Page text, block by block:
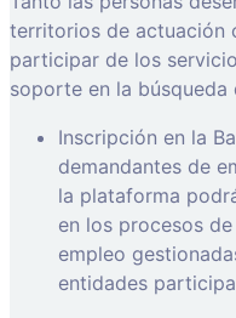
territorios de actuación
participar de los
soporte en la búsqueda
Inscripción en la
demandantes de
la plataforma
en los procesos
empleo
entidades